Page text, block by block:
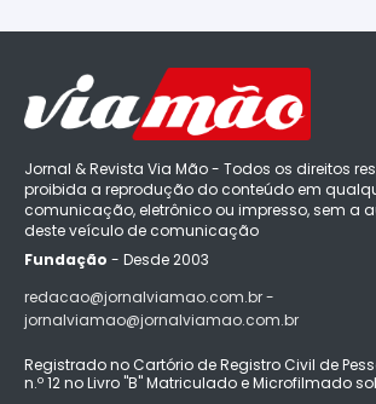
Jornal & Revista Via Mão - Todos os direitos
proibida a reprodução do conteúdo em
comunicação, eletrônico ou impresso, sem a
deste veículo de comunicação
Fundação - Desde 2003
redacao@jornalviamao.com.br -
jornalviamao@jornalviamao.com.br
Registrado no Cartório de Registro Civil de
n.º 12 no Livro "B" Matriculado e Microfilmado